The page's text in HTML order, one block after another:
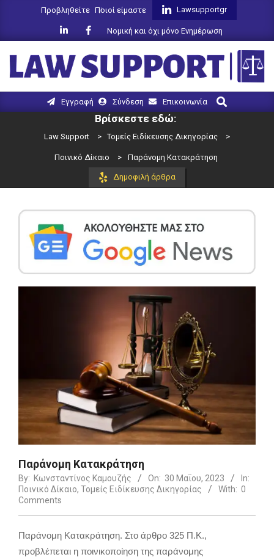
Προβληθείτε Ποιοί είμαστε Lawsupportgr
Νομική και όχι μόνο Ενημέρωση
LAW
SUPPORT
Navigation
Εγγραφή Σύνδεση Επικοινωνία
Search
Βρίσκεστε εδώ:
Law Support > Τομείς Ειδίκευσης Δικηγορίας >
Ποινικό Δίκαιο > Παράνομη Κατακράτηση
Δημοφιλή άρθρα
Παράνομη Κατακράτηση
By: Κωνσταντίνος Καμουζής On: 30 Μαΐου, 2023
In:
Ποινικό Δίκαιο, Τομείς Ειδίκευσης Δικηγορίας With: 0
Comments
Παράνομη Κατακράτηση. Στο άρθρο 325 Π.Κ.,
προβλέπεται η ποινικοποίηση της παράνομης